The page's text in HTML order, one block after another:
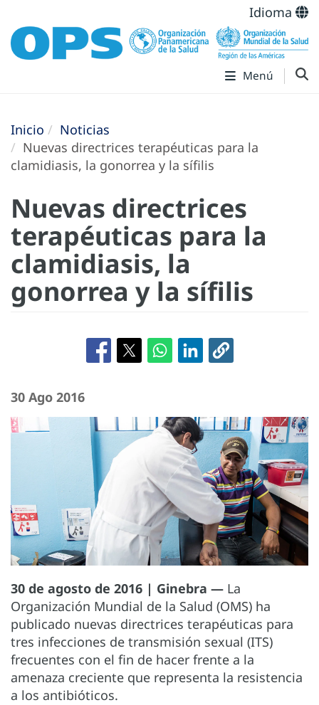
Idioma
Menú
Inicio
Noticias
Nuevas directrices terapéuticas para la
clamidiasis, la gonorrea y la sífilis
Nuevas directrices
terapéuticas para la
clamidiasis, la
gonorrea y la sífilis
30 Ago 2016
30 de agosto de 2016 | Ginebra — La
Organización Mundial de la Salud (OMS) ha
publicado nuevas directrices terapéuticas para
tres infecciones de transmisión sexual (ITS)
frecuentes con el fin de hacer frente a la
amenaza creciente que representa la resistencia
a los antibióticos.